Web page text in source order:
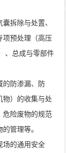
拆除与处置、
项预处理（高压
、总成与零部件
的防渗漏、防
物）的收集与处
危险废物的规范
管理等。
场的通用安全